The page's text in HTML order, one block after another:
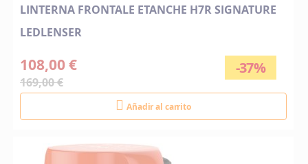
LINTERNA FRONTALE ETANCHE H7R SIGNATURE
LEDLENSER
-37%
108,00 €
169,00 €
Añadir al carrito